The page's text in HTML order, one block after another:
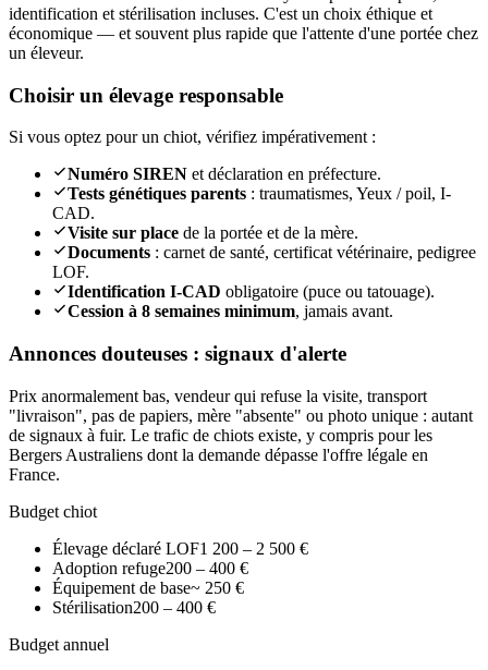
identification et stérilisation incluses. C'est un choix éthique et
économique — et souvent plus rapide que l'attente d'une portée chez
un éleveur.
Choisir un élevage responsable
Si vous optez pour un chiot, vérifiez impérativement :
Numéro SIREN et déclaration en préfecture.
Tests génétiques parents : traumatismes, Yeux / poil, I-
CAD.
Visite sur place de la portée et de la mère.
Documents : carnet de santé, certificat vétérinaire, pedigree
LOF.
Identification I-CAD obligatoire (puce ou tatouage).
Cession à 8 semaines minimum, jamais avant.
Annonces douteuses : signaux d'alerte
Prix anormalement bas, vendeur qui refuse la visite, transport
"livraison", pas de papiers, mère "absente" ou photo unique : autant
de signaux à fuir. Le trafic de chiots existe, y compris pour les
Bergers Australiens dont la demande dépasse l'offre légale en
France.
Budget chiot
Élevage déclaré LOF1 200 – 2 500 €
Adoption refuge200 – 400 €
Équipement de base~ 250 €
Stérilisation200 – 400 €
Budget annuel